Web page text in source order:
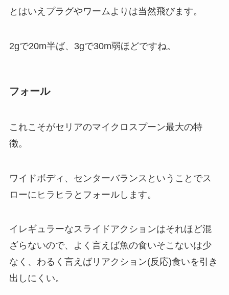
とはいえプラグやワームよりは当然飛びます。
2gで20m半ば、3gで30m弱ほどですね。
フォール
これこそがセリアのマイクロスプーン最大の特
徴。
ワイドボディ、センターバランスということでス
ローにヒラヒラとフォールします。
イレギュラーなスライドアクションはそれほど混
ざらないので、よく言えば魚の食いそこないは少
なく、わるく言えばリアクション(反応)食いを引き
出しにくい。